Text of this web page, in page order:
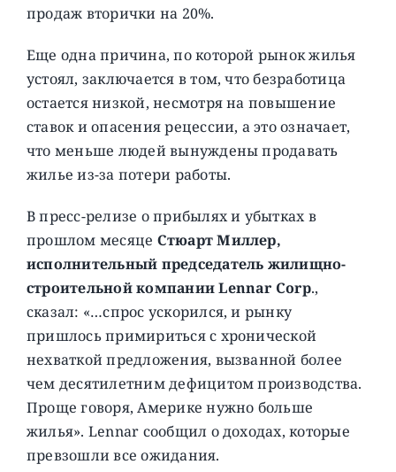
продаж вторички на 20%.
Еще одна причина, по которой рынок жилья
устоял, заключается в том, что безработица
остается низкой, несмотря на повышение
ставок и опасения рецессии, а это означает,
что меньше людей вынуждены продавать
жилье из-за потери работы.
В пресс-релизе о прибылях и убытках в
прошлом месяце Стюарт Миллер,
исполнительный председатель жилищно-
строительной компании Lennar Corp.,
сказал: «…спрос ускорился, и рынку
пришлось примириться с хронической
нехваткой предложения, вызванной более
чем десятилетним дефицитом производства.
Проще говоря, Америке нужно больше
жилья». Lennar сообщил о доходах, которые
превзошли все ожидания.